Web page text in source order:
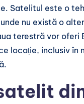
Satelitul este o
nu există o
terestră vor oferi
locație, inclusiv în